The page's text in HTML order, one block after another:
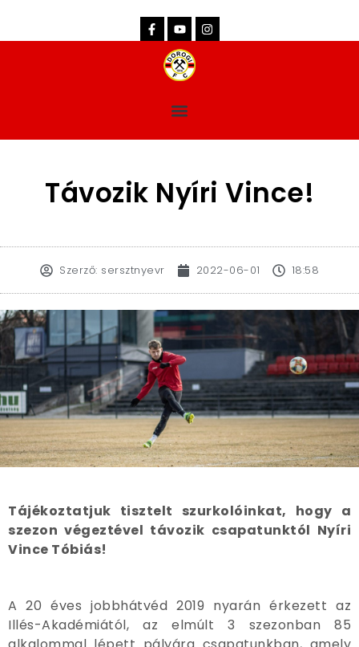
Távozik Nyíri Vince!
Szerző: sersztnyevr 2022-06-01 18:58
Tájékoztatjuk tisztelt szurkolóinkat, hogy a
szezon végeztével távozik csapatunktól Nyíri
Vince Tóbiás!
A 20 éves jobbhátvéd 2019 nyarán érkezett az
Illés-Akadémiától, az elmúlt 3 szezonban 85